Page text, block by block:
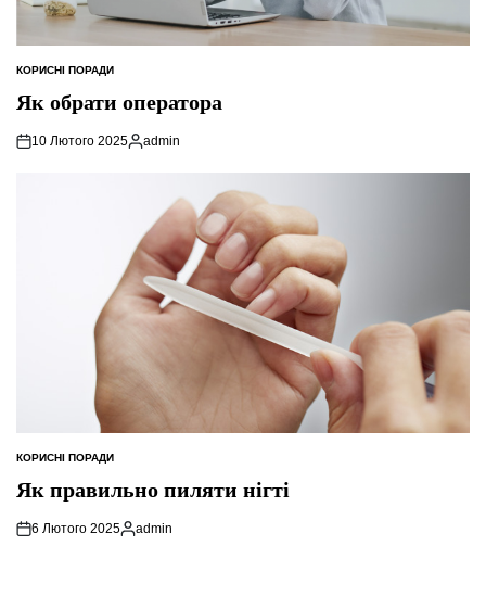
ОПУБЛІКУВАТИ
У
КОРИСНІ ПОРАДИ
Як обрати оператора
10 Лютого 2025
Опубліковано
admin
ОПУБЛІКУВАТИ
У
КОРИСНІ ПОРАДИ
Як правильно пиляти нігті
6 Лютого 2025
Опубліковано
admin